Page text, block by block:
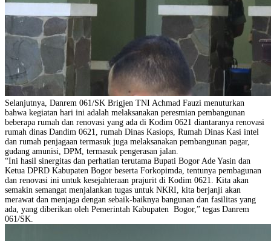
Selanjutnya, Danrem 061/SK Brigjen TNI Achmad Fauzi menuturkan
bahwa kegiatan hari ini adalah melaksanakan peresmian pembangunan
beberapa rumah dan renovasi yang ada di Kodim 0621 diantaranya renovasi
rumah dinas Dandim 0621, rumah Dinas Kasiops, Rumah Dinas Kasi intel
dan rumah penjagaan termasuk juga melaksanakan pembangunan pagar,
gudang amunisi, DPM, termasuk pengerasan jalan.
“Ini hasil sinergitas dan perhatian terutama Bupati Bogor Ade Yasin dan
Ketua DPRD Kabupaten Bogor beserta Forkopimda, tentunya pembagunan
dan renovasi ini untuk kesejahteraan prajurit di Kodim 0621. Kita akan
semakin semangat menjalankan tugas untuk NKRI, kita berjanji akan
merawat dan menjaga dengan sebaik-baiknya bangunan dan fasilitas yang
ada, yang diberikan oleh Pemerintah Kabupaten Bogor,” tegas Danrem
061/SK.